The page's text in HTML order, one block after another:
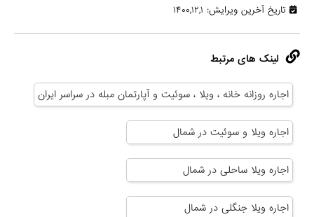
تاریخ آخرین ویرایش: ۱۴۰۰,۱۲,۱
لینک های مرتبط
اجاره روزانه خانه ، ویلا ، سوئیت و آپارتمان مبله در سراسر ایران
اجاره ویلا و سوئیت در شمال
اجاره ویلا ساحلی در شمال
اجاره ویلا جنگلی در شمال